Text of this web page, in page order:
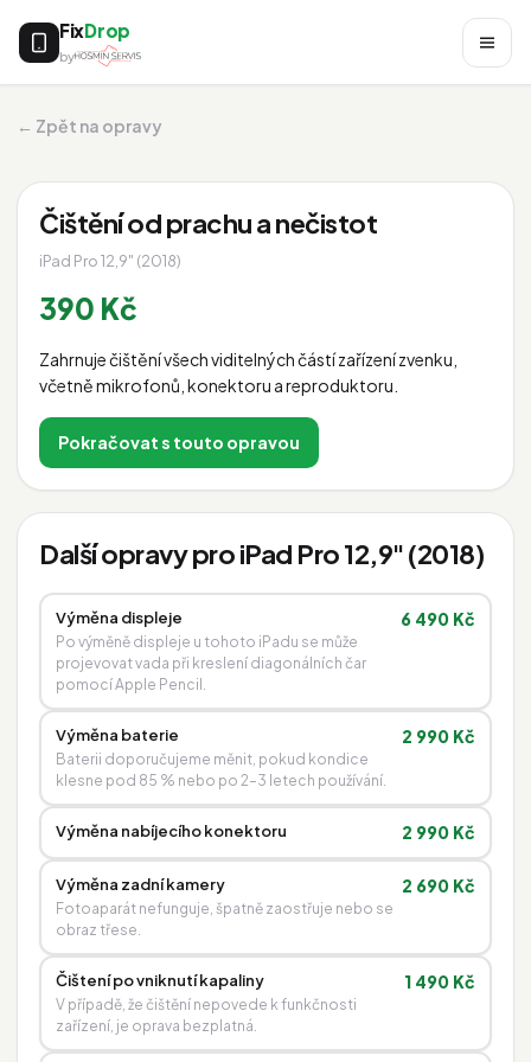
FixDrop
by
← Zpět na opravy
Čištění od prachu a nečistot
iPad Pro 12,9" (2018)
390 Kč
Zahrnuje čištění všech viditelných částí zařízení zvenku,
včetně mikrofonů, konektoru a reproduktoru.
Pokračovat s touto opravou
Další opravy pro iPad Pro 12,9" (2018)
Výměna displeje
Po výměně displeje u tohoto iPadu se může
projevovat vada při kreslení diagonálních čar
pomocí Apple Pencil.
6 490 Kč
Výměna baterie
Baterii doporučujeme měnit, pokud kondice
klesne pod 85 % nebo po 2–3 letech používání.
2 990 Kč
Výměna nabíjecího konektoru 2 990 Kč
Výměna zadní kamery
Fotoaparát nefunguje, špatně zaostřuje nebo se
obraz třese.
2 690 Kč
Čištení po vniknutí kapaliny
V případě, že čištění nepovede k funkčnosti
zařízení, je oprava bezplatná.
1 490 Kč